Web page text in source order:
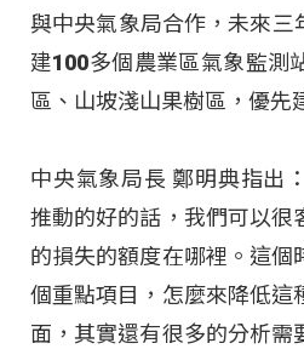
與中央氣象局合作，未來三
建100多個農業區氣象監測
區、山坡淺山果樹區，優先
中央氣象局長 鄭明典指出
推動的好的話，我們可以很
的損失的額度在哪裡。這個
個重點項目，怎麼來降低這
面，其實還有很多的分析需